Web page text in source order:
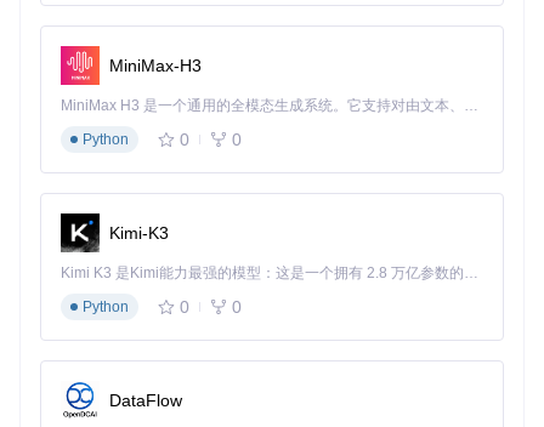
释放内容管理新价值
适用场景矩阵
不同用户群体可根据需求定制使用策略：
用户类
型
作者
备份
析师
竞品监测与
趋势研究
定时下载+多
账号对比
提升60%数据
完整性
教育工
作者
教学案例收
集
类存储
时间
团队
分发
MiniMax-H3
MiniMax H3 是一个通用的全模态生成系统。它支持对由文本、图像、视频和音频组成的多模态上下文进行统一理解，并能生成分辨率高达 2K、时长可达 15 秒的带原生立体声音频的视频。得益于面向任务泛化的系统设计，H3 在预训练阶段就已具备广泛的多模态上下文理解与生成能力，能够出色地执行复杂的多模态指令。
Python
0 0
Kimi-K3
Kimi K3 是Kimi能力最强的模型：这是一个拥有 2.8 万亿参数的混合专家（MoE）模型，具备原生视觉理解能力，并支持 100 万 token 的上下文窗口。
Python
0 0
DataFlow